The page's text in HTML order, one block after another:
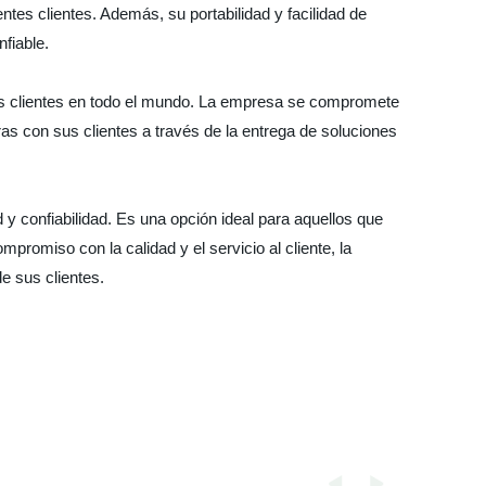
clientes. Además, su portabilidad y facilidad de
en todo el mundo. La empresa se compromete
con sus clientes a través de la entrega de soluciones
confiabilidad. Es una opción ideal para aquellos que
con la calidad y el servicio al cliente, la
sus clientes.